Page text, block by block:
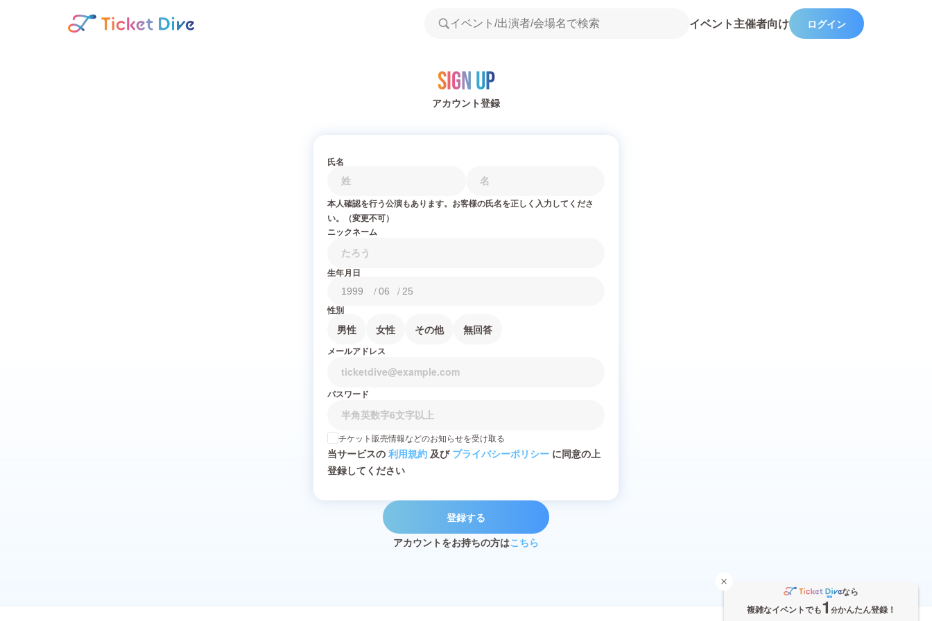
イベント主催者向け ログイン
Sign Up
アカウント登録
氏名
本人確認を行う公演もあります。お客様の氏名を正しく入力してくださ
い。（変更不可）
ニックネーム
生年月日
/ /
性別
男性 女性 その他 無回答
メールアドレス
パスワード
チケット販売情報などのお知らせを受け取る
当サービスの 利用規約 及び プライバシーポリシー に同意の上
登録してください
登録する
アカウントをお持ちの方はこちら
なら
複雑なイベントでも1 分かんたん登録！